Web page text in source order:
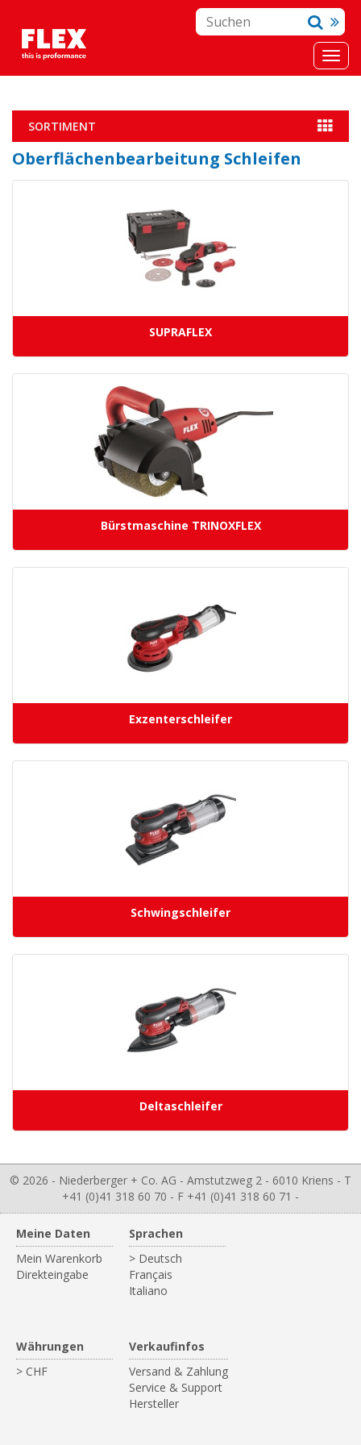
SORTIMENT
Oberflächenbearbeitung Schleifen
SUPRAFLEX
Bürstmaschine TRINOXFLEX
Exzenterschleifer
Schwingschleifer
Deltaschleifer
© 2026 - Niederberger + Co. AG - Amstutzweg 2 - 6010 Kriens - T
+41 (0)41 318 60 70 - F +41 (0)41 318 60 71 -
Meine Daten
Mein Warenkorb
Direkteingabe
Sprachen
> Deutsch
Français
Italiano
Währungen
> CHF
Verkaufinfos
Versand & Zahlung
Service & Support
Hersteller